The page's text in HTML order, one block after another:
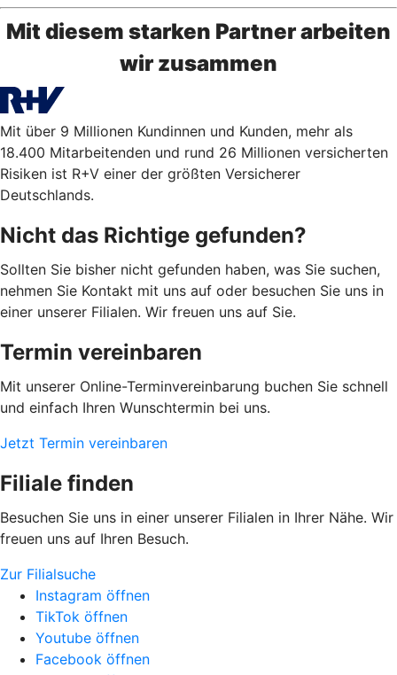
Mit diesem starken Partner arbeiten
wir zusammen
Mit über 9 Millionen Kundinnen und Kunden, mehr als
18.400 Mitarbeitenden und rund 26 Millionen versicherten
Risiken ist R+V einer der größten Versicherer
Deutschlands.
Nicht das Richtige gefunden?
Sollten Sie bisher nicht gefunden haben, was Sie suchen,
nehmen Sie Kontakt mit uns auf oder besuchen Sie uns in
einer unserer Filialen. Wir freuen uns auf Sie.
Termin vereinbaren
Mit unserer Online-Terminvereinbarung buchen Sie schnell
und einfach Ihren Wunschtermin bei uns.
Jetzt Termin vereinbaren
Filiale finden
Besuchen Sie uns in einer unserer Filialen in Ihrer Nähe. Wir
freuen uns auf Ihren Besuch.
Zur Filialsuche
Instagram öffnen
TikTok öffnen
Youtube öffnen
Facebook öffnen